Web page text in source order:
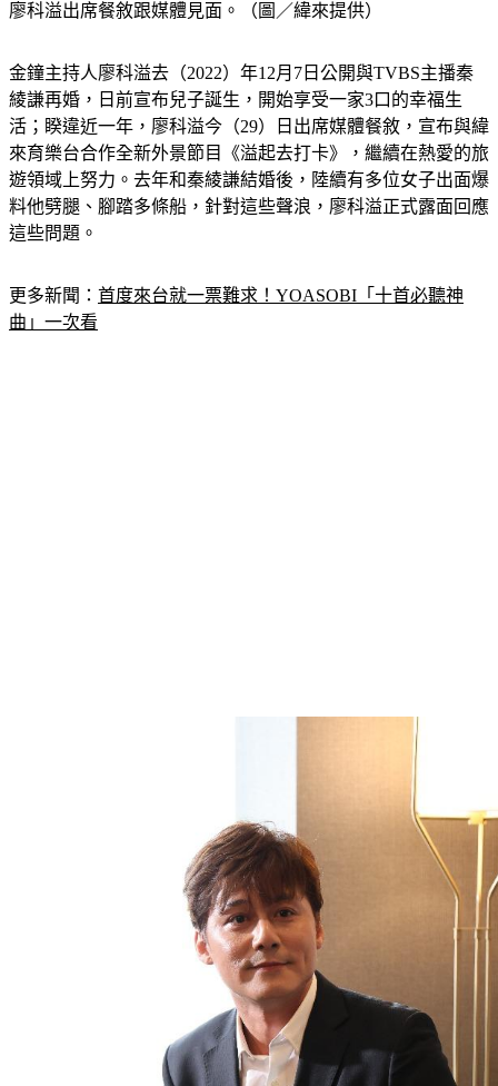
廖科溢出席餐敘跟媒體見面。（圖／緯來提供）
金鐘主持人廖科溢去（2022）年12月7日公開與TVBS主播秦
綾謙再婚，日前宣布兒子誕生，開始享受一家3口的幸福生
活；睽違近一年，廖科溢今（29）日出席媒體餐敘，宣布與緯
來育樂台合作全新外景節目《溢起去打卡》，繼續在熱愛的旅
遊領域上努力。去年和秦綾謙結婚後，陸續有多位女子出面爆
料他劈腿、腳踏多條船，針對這些聲浪，廖科溢正式露面回應
這些問題。
更多新聞： 首度來台就一票難求！YOASOBI「十首必聽神
曲」一次看